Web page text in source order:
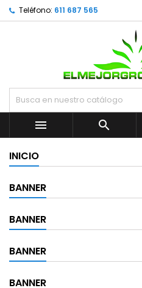
Teléfono: 611 687 565


INICIO
BANNER
BANNER
BANNER
BANNER